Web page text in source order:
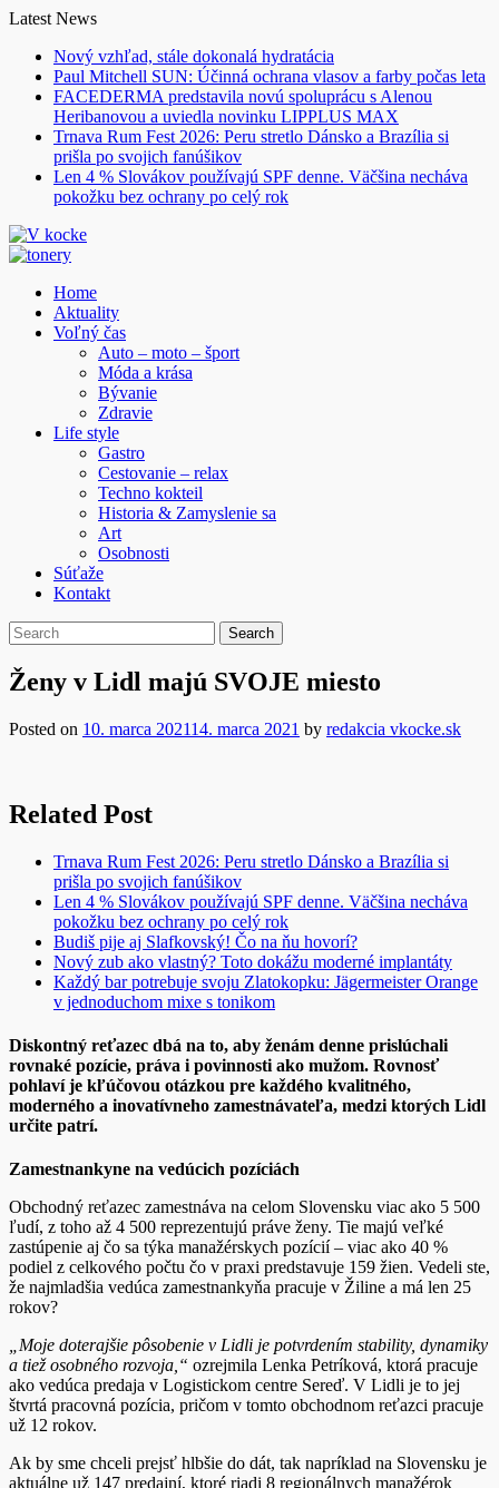
Skip
content
Latest News
Nový vzhľad, stále dokonalá hydratácia
Paul Mitchell SUN: Účinná ochrana vlasov a farby počas leta
FACEDERMA predstavila novú spoluprácu s Alenou
Heribanovou a uviedla novinku LIPPLUS MAX
Trnava Rum Fest 2026: Peru stretlo Dánsko a Brazília si
prišla po svojich fanúšikov
Len 4 % Slovákov používajú SPF denne. Väčšina necháva
pokožku bez ochrany po celý rok
Home
Aktuality
Voľný čas
Auto – moto – šport
Móda a krása
Bývanie
Zdravie
Life style
Gastro
Cestovanie – relax
Techno kokteil
Historia & Zamyslenie sa
Art
Osobnosti
Súťaže
Kontakt
Ženy v Lidl majú SVOJE miesto
Posted on 10. marca 202114. marca 2021 by redakcia vkocke.sk
Related Post
Trnava Rum Fest 2026: Peru stretlo Dánsko a Brazília si
prišla po svojich fanúšikov
Len 4 % Slovákov používajú SPF denne. Väčšina necháva
pokožku bez ochrany po celý rok
Budiš pije aj Slafkovský! Čo na ňu hovorí?
Nový zub ako vlastný? Toto dokážu moderné implantáty
Každý bar potrebuje svoju Zlatokopku: Jägermeister Orange
v jednoduchom mixe s tonikom
Diskontný reťazec dbá na to, aby ženám denne prislúchali
rovnaké pozície, práva i povinnosti ako mužom. Rovnosť
pohlaví je kľúčovou otázkou pre každého kvalitného,
moderného a inovatívneho zamestnávateľa, medzi ktorých Lidl
určite patrí.
Zamestnankyne na vedúcich pozíciách
Obchodný reťazec zamestnáva na celom Slovensku viac ako 5 500
ľudí, z toho až 4 500 reprezentujú práve ženy. Tie majú veľké
zastúpenie aj čo sa týka manažérskych pozícií – viac ako 40 %
podiel z celkového počtu čo v praxi predstavuje 159 žien. Vedeli ste,
že najmladšia vedúca zamestnankyňa pracuje v Žiline a má len 25
rokov?
„Moje doterajšie pôsobenie v Lidli je potvrdením stability, dynamiky
a tiež osobného rozvoja,“ ozrejmila Lenka Petríková, ktorá pracuje
ako vedúca predaja v Logistickom centre Sereď. V Lidli je to jej
štvrtá pracovná pozícia, pričom v tomto obchodnom reťazci pracuje
už 12 rokov.
Ak by sme chceli prejsť hlbšie do dát, tak napríklad na Slovensku je
aktuálne už 147 predajní, ktoré riadi 8 regionálnych manažérok